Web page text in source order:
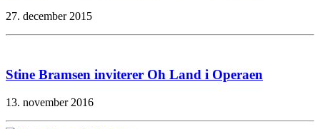
27. december 2015
Stine Bramsen inviterer Oh Land i Operaen
13. november 2016